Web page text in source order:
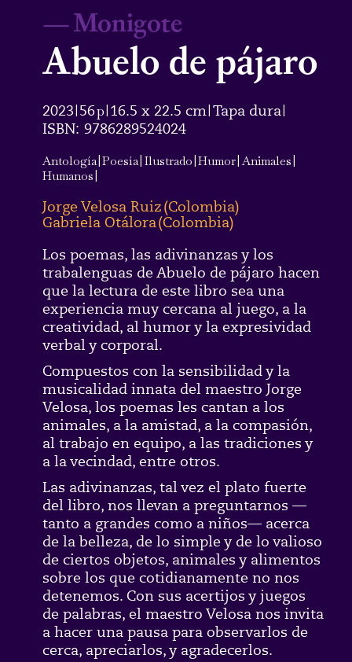
—Monigote
Abuelo de pájaro
2023 56p 16.5 x 22.5 cm Tapa dura
ISBN: 9786289524024
Antología Poesía Ilustrado Humor Animales
Humanos
Jorge Velosa Ruiz(Colombia)
Gabriela Otálora(Colombia)
Los poemas, las adivinanzas y los
trabalenguas de Abuelo de pájaro hacen
que la lectura de este libro sea una
experiencia muy cercana al juego, a la
creatividad, al humor y la expresividad
verbal y corporal.
Compuestos con la sensibilidad y la
musicalidad innata del maestro Jorge
Velosa, los poemas les cantan a los
animales, a la amistad, a la compasión,
al trabajo en equipo, a las tradiciones y
a la vecindad, entre otros.
Las adivinanzas, tal vez el plato fuerte
del libro, nos llevan a preguntarnos —
tanto a grandes como a niños— acerca
de la belleza, de lo simple y de lo valioso
de ciertos objetos, animales y alimentos
sobre los que cotidianamente no nos
detenemos. Con sus acertijos y juegos
de palabras, el maestro Velosa nos invita
a hacer una pausa para observarlos de
cerca, apreciarlos, y agradecerlos.